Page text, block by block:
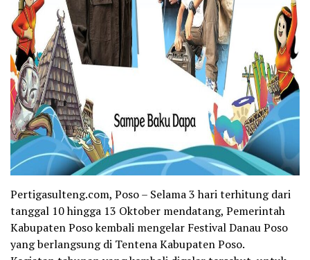
Pertigasulteng.com, Poso – Selama 3 hari terhitung dari
tanggal 10 hingga 13 Oktober mendatang, Pemerintah
Kabupaten Poso kembali mengelar Festival Danau Poso
yang berlangsung di Tentena Kabupaten Poso.